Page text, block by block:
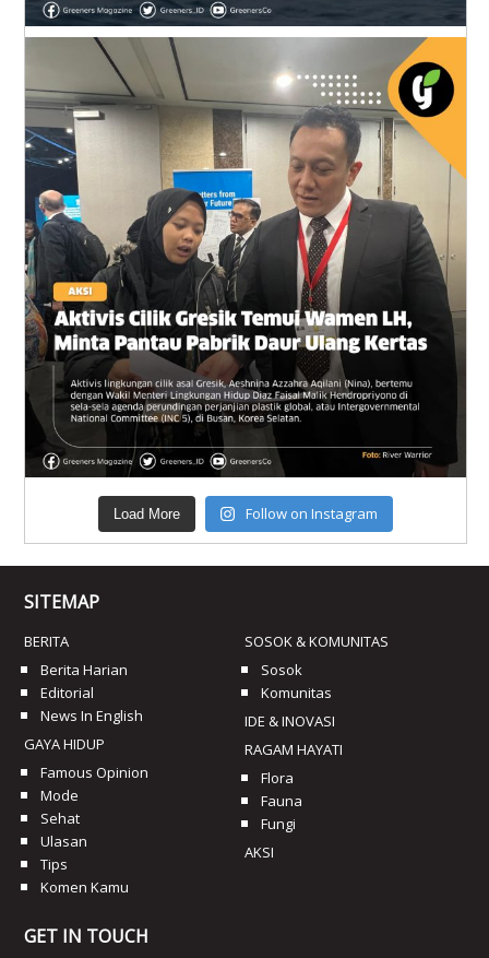
Load More Follow on Instagram
SITEMAP
BERITA
Berita Harian
Editorial
News In English
GAYA HIDUP
Famous Opinion
Mode
Sehat
Ulasan
Tips
Komen Kamu
SOSOK & KOMUNITAS
Sosok
Komunitas
IDE & INOVASI
RAGAM HAYATI
Flora
Fauna
Fungi
AKSI
GET IN TOUCH